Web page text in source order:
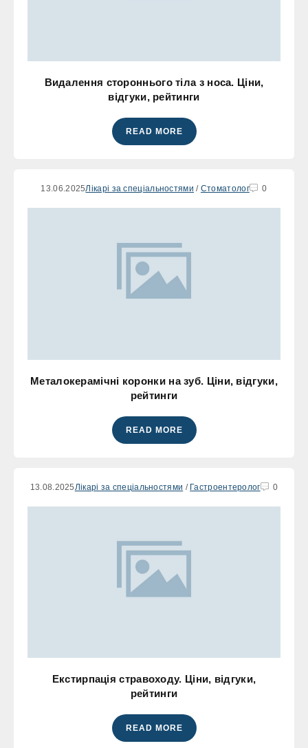
Видалення стороннього тіла з носа. Ціни,
відгуки, рейтинги
READ MORE
13.06.2025Лікарі за спеціальностями / Стоматолог 0
Металокерамічні коронки на зуб. Ціни, відгуки,
рейтинги
READ MORE
13.08.2025 Лікарі за спеціальностями / Гастроентеролог 0
Екстирпація стравоходу. Ціни, відгуки,
рейтинги
READ MORE